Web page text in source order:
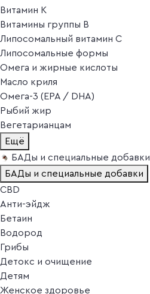
Витамин K
Витамины группы B
Липосомальный витамин C
Липосомальные формы
Омега и жирные кислоты
Масло криля
Омега-3 (EPA / DHA)
Рыбий жир
Вегетарианцам
Ещё
БАДы и специальные добавки
БАДы и специальные добавки
CBD
Анти-эйдж
Бетаин
Водород
Грибы
Детокс и очищение
Детям
Женское здоровье